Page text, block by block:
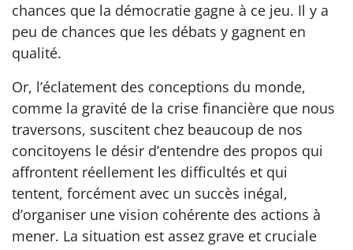
chances que la démocratie gagne à ce jeu. Il y a
peu de chances que les débats y gagnent en
qualité.
Or, l’éclatement des conceptions du monde,
comme la gravité de la crise financière que nous
traversons, suscitent chez beaucoup de nos
concitoyens le désir d’entendre des propos qui
affrontent réellement les difficultés et qui
tentent, forcément avec un succès inégal,
d’organiser une vision cohérente des actions à
mener. La situation est assez grave et cruciale